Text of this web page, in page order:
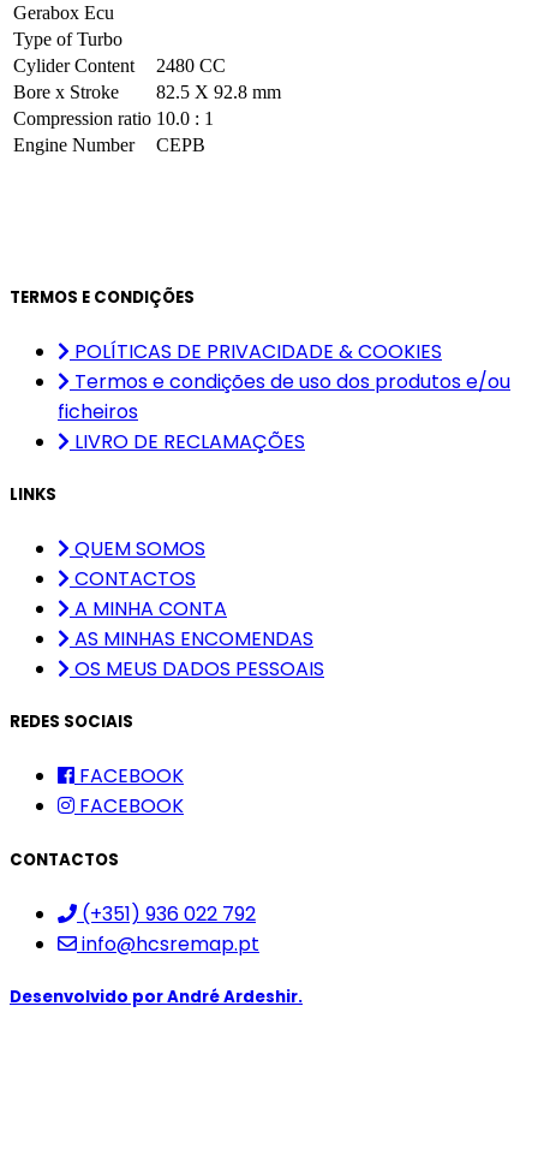
Gerabox Ecu
Type of Turbo
Cylider Content
2480 CC
Bore x Stroke
82.5 X 92.8 mm
Compression ratio 10.0 : 1
Engine Number
CEPB
TERMOS E CONDIÇÕES
POLÍTICAS DE PRIVACIDADE & COOKIES
Termos e condições de uso dos produtos e/ou
ficheiros
LIVRO DE RECLAMAÇÕES
LINKS
QUEM SOMOS
CONTACTOS
A MINHA CONTA
AS MINHAS ENCOMENDAS
OS MEUS DADOS PESSOAIS
REDES SOCIAIS
FACEBOOK
FACEBOOK
CONTACTOS
(+351) 936 022 792
info@hcsremap.pt
Desenvolvido porAndré Ardeshir.